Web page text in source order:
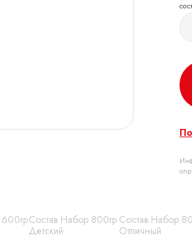
Состав Набор 800гр
Детский
Состав Набор
Отличный